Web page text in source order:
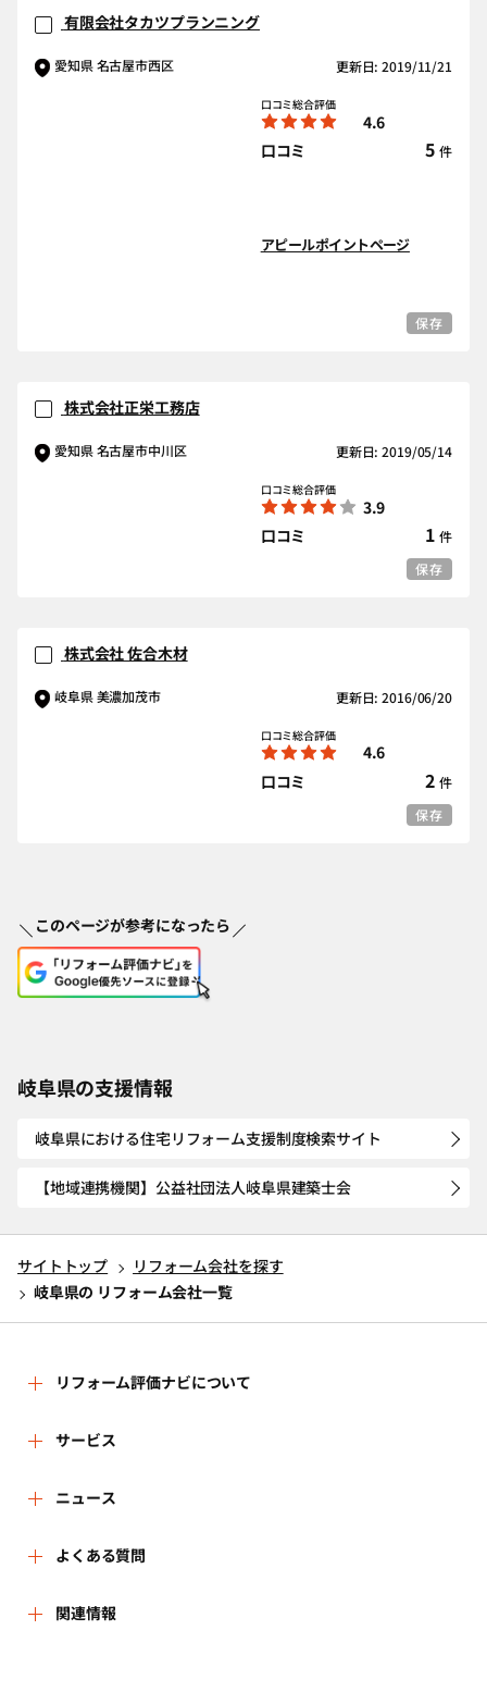
有限会社タカツプランニング
愛知県 名古屋市西区 更新日: 2019/11/21
口コミ総合評価
4.6
口コミ
5 件
アピールポイントページ
保存
株式会社正栄工務店
愛知県 名古屋市中川区 更新日: 2019/05/14
口コミ総合評価
3.9
口コミ
1 件
保存
株式会社 佐合木材
岐阜県 美濃加茂市 更新日: 2016/06/20
口コミ総合評価
4.6
口コミ
2 件
保存
このページが参考になったら
岐阜県の支援情報
岐阜県における住宅リフォーム支援制度検索サイト
【地域連携機関】公益社団法人岐阜県建築士会
サイトトップ
リフォーム会社を探す
岐阜県の リフォーム会社一覧
リフォーム評価ナビについて
リフォーム評価ナビとは
運営体制
はじめての方へ
事務局へのお問い合せ
サービス
リフォーム会社を探す
リフォーム事例を見る
リフォームを相談する
ニュース
新着情報
講習会・セミナー
よくある質問
よくある質問
関連情報